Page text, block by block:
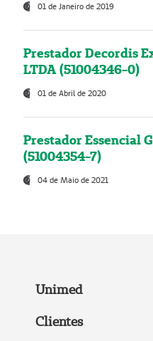
01 de Janeiro de 2019
Prestador Decordis
LTDA (51004346-0)
01 de Abril de 2020
Prestador Essencial
(51004354-7)
04 de Maio de 2021
Unimed
Clientes